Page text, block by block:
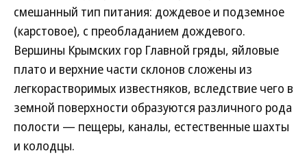
смешанный тип питания: дождевое и подземное
(карстовое), с преобладанием дождевого.
Вершины Крымских гор Главной гряды, яйловые
плато и верхние части склонов сложены из
легкорастворимых известняков, вследствие чего в
земной поверхности образуются различного рода
полости — пещеры, каналы, естественные шахты
и колодцы.